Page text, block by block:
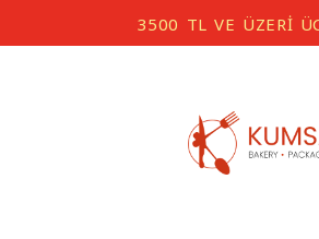
3500 TL VE ÜZERİ